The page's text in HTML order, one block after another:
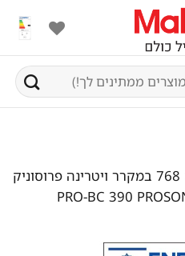
במקרר ויטרינה פרוסוניק